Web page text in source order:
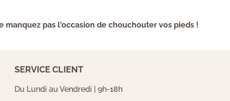
pas l'occasion de chouchouter vos pieds !
SERVICE CLIENT
Du Lundi au Vendredi | 9h-18h